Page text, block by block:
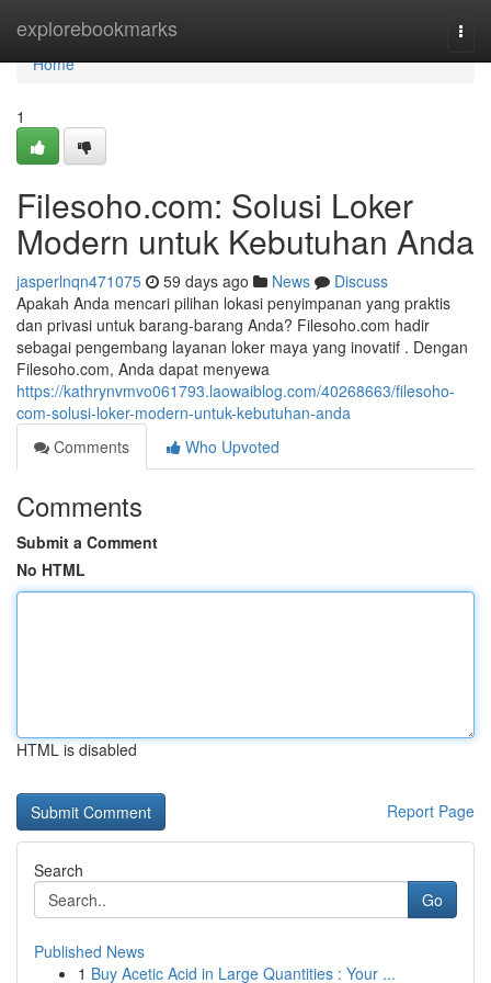
explorebookmarks
Home
Home
1
Filesoho.com: Solusi Loker
Modern untuk Kebutuhan Anda
jasperlnqn471075 59 days ago News
Discuss
Apakah Anda mencari pilihan lokasi penyimpanan yang praktis
dan privasi untuk barang-barang Anda? Filesoho.com hadir
sebagai pengembang layanan loker maya yang inovatif . Dengan
Filesoho.com, Anda dapat menyewa
https://kathrynvmvo061793.laowaiblog.com/40268663/filesoho-
com-solusi-loker-modern-untuk-kebutuhan-anda
Comments
Who Upvoted
Comments
Submit a Comment
No HTML
HTML is disabled
Report Page
Search
Go
Published News
1 Buy Acetic Acid in Large Quantities : Your ...